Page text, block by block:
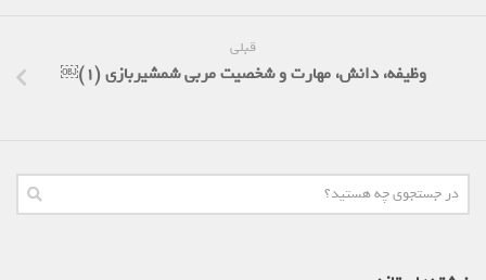
قبلی
وظیفه، دانش، مهارت و شخصیت مربی شمشیربازی (1)￼